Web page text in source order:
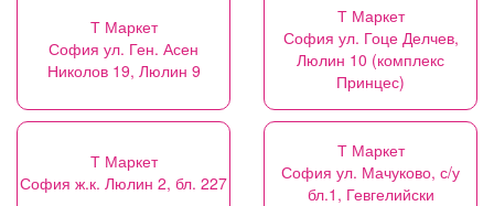
Т Маркет
София ул. Ген. Асен
Николов 19, Люлин 9
Т Маркет
София ул. Гоце Делчев,
Люлин 10 (комплекс
Принцес)
Т Маркет
София ж.к. Люлин 2, бл. 227
Т Маркет
София ул. Мачуково, с/у
бл.1, Гевгелийски